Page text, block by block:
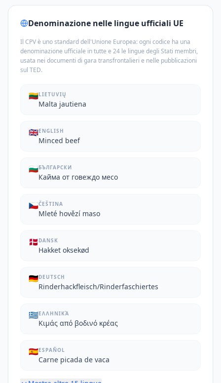
Denominazione nelle lingue ufficiali UE
Il CPV è uno standard dell'Unione Europea: ogni codice ha una
denominazione ufficiale in tutte e 24 le lingue degli Stati membri,
usata nei documenti di gara transfrontalieri e nelle pubblicazioni
sul TED.
🇱🇹LIETUVIŲ
Malta jautiena
🇬🇧ENGLISH
Minced beef
🇧🇬БЪЛГАРСКИ
Кайма от говеждо месо
🇨🇿ČEŠTINA
Mleté hovězí maso
🇩🇰 DANSK
Hakket oksekød
🇩🇪DEUTSCH
Rinderhackfleisch/Rinderfaschiertes
🇬🇷ΕΛΛΗΝΙΚΆ
Κιμάς από βοδινό κρέας
🇪🇸ESPAÑOL
Carne picada de vaca